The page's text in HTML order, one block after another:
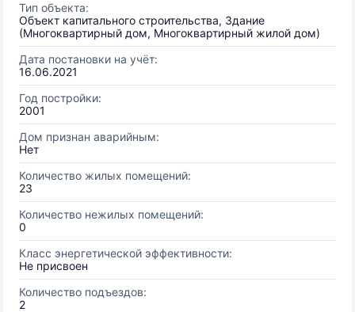
Тип объекта:
Объект капитального строительства, Здание
(Многоквартирный дом, Многоквартирный жилой дом)
Дата постановки на учёт:
16.06.2021
Год постройки:
2001
Дом признан аварийным:
Нет
Количество жилых помещений:
23
Количество нежилых помещений:
0
Класс энергетической эффективности:
Не присвоен
Количество подъездов:
2